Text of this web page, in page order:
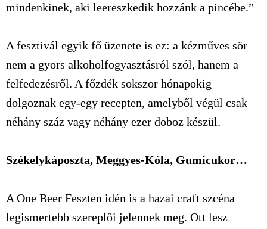
mindenkinek, aki leereszkedik hozzánk a pincébe.”
A fesztivál egyik fő üzenete is ez: a kézműves sör
nem a gyors alkoholfogyasztásról szól, hanem a
felfedezésről. A főzdék sokszor hónapokig
dolgoznak egy-egy recepten, amelyből végül csak
néhány száz vagy néhány ezer doboz készül.
Székelykáposzta, Meggyes-Kóla, Gumicukor…
A One Beer Feszten idén is a hazai craft szcéna
legismertebb szereplői jelennek meg. Ott lesz